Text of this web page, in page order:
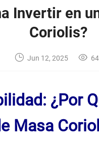
Invertir en
Coriolis?
Jun 12, 2025
¿Por
Masa